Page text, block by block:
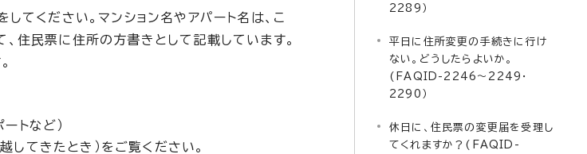
てください。マンション名やアパート名は、こ
住民票に住所の方書きとして記載しています。
トなど）
てきたとき）をご覧ください。
2289）
平日に住所変更の手続きに行け
ない。どうしたらよいか。
(FAQID-2246～2249・
2290）
休日に、住民票の変更届を受理し
てくれますか？(FAQID-